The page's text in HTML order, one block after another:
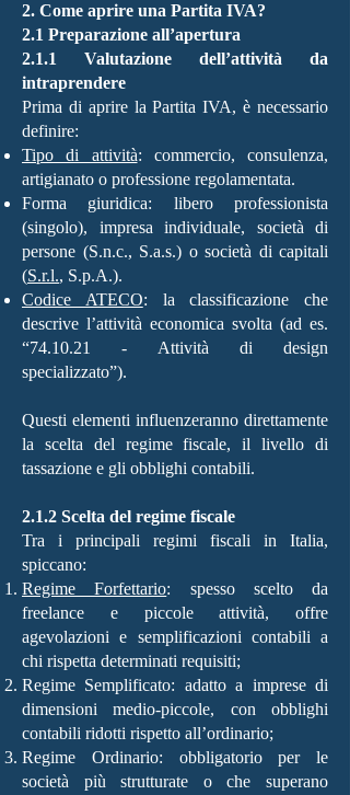
2. Come aprire una Partita IVA?
2.1 Preparazione all’apertura
2.1.1 Valutazione dell’attività da
intraprendere
Prima di aprire la Partita IVA, è necessario
definire:
Tipo di attività: commercio, consulenza,
artigianato o professione regolamentata.
Forma giuridica: libero professionista
(singolo), impresa individuale, società di
persone (S.n.c., S.a.s.) o società di capitali
(S.r.l., S.p.A.).
Codice ATECO: la classificazione che
descrive l’attività economica svolta (ad es.
“74.10.21 - Attività di design
specializzato”).
Questi elementi influenzeranno direttamente
la scelta del regime fiscale, il livello di
tassazione e gli obblighi contabili.
2.1.2 Scelta del regime fiscale
Tra i principali regimi fiscali in Italia,
spiccano:
Regime Forfettario: spesso scelto da
freelance e piccole attività, offre
agevolazioni e semplificazioni contabili a
chi rispetta determinati requisiti;
Regime Semplificato: adatto a imprese di
dimensioni medio-piccole, con obblighi
contabili ridotti rispetto all’ordinario;
Regime Ordinario: obbligatorio per le
società più strutturate o che superano